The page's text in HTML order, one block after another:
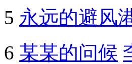
5 永远的避风
6 某某的问候